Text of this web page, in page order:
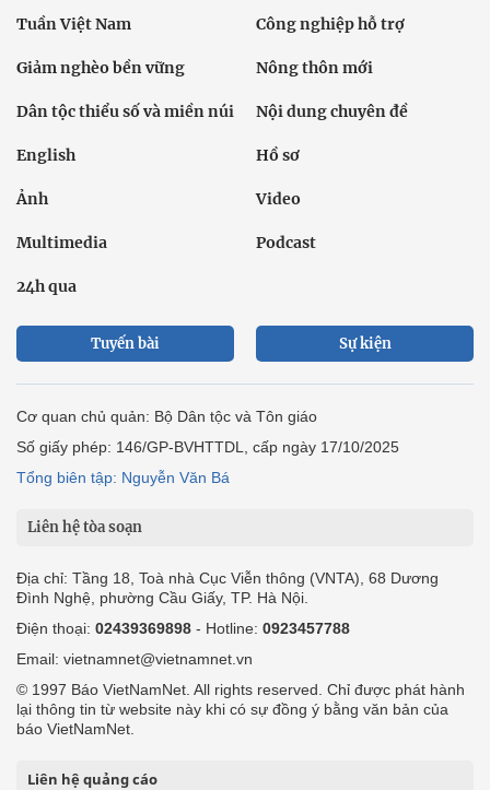
Tuần Việt Nam Công nghiệp hỗ trợ
Giảm nghèo bền vững Nông thôn mới
Dân tộc thiểu số và miền núi Nội dung chuyên đề
English Hồ sơ
Ảnh Video
Multimedia Podcast
24h qua
Tuyến bài Sự kiện
Cơ quan chủ quản: Bộ Dân tộc và Tôn giáo
Số giấy phép: 146/GP-BVHTTDL, cấp ngày 17/10/2025
Tổng biên tập: Nguyễn Văn Bá
Liên hệ tòa soạn
Địa chỉ: Tầng 18, Toà nhà Cục Viễn thông (VNTA), 68 Dương
Đình Nghệ, phường Cầu Giấy, TP. Hà Nội.
Điện thoại: 02439369898 - Hotline: 0923457788
Email: vietnamnet@vietnamnet.vn
© 1997 Báo VietNamNet. All rights reserved. Chỉ được phát hành
lại thông tin từ website này khi có sự đồng ý bằng văn bản của
báo VietNamNet.
Liên hệ quảng cáo